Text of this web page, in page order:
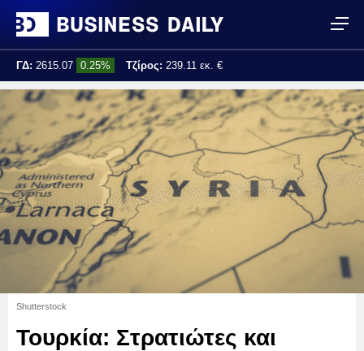
ΓΔ: 2615.07 0.25% Τζίρος: 239.11 εκ. €
Τελ. ενημέρωση: 17:25:01
Shutterstock
Τουρκία: Στρατιώτες και